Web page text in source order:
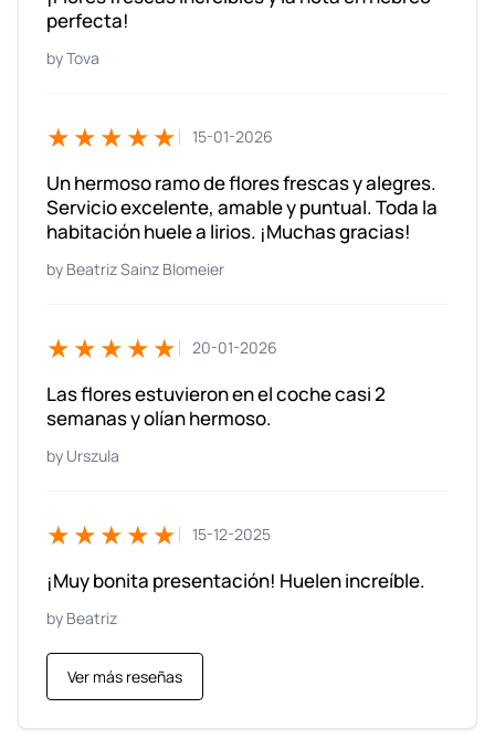
perfecta!
Tova
★★★★★ 15-01-2026
Un hermoso ramo de flores frescas y alegres.
Servicio excelente, amable y puntual. Toda la
habitación huele a lirios. ¡Muchas gracias!
Beatriz Sainz Blomeier
★★★★★ 20-01-2026
Las flores estuvieron en el coche casi 2
semanas y olían hermoso.
Urszula
★★★★★ 15-12-2025
¡Muy bonita presentación! Huelen increíble.
Beatriz
Ver más reseñas